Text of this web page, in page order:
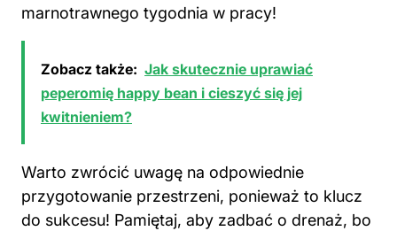
marnotrawnego tygodnia w pracy!
Zobacz także: Jak skutecznie uprawiać
peperomię happy bean i cieszyć się jej
kwitnieniem?
Warto zwrócić uwagę na odpowiednie
przygotowanie przestrzeni, ponieważ to klucz
do sukcesu! Pamiętaj, aby zadbać o drenaż, bo